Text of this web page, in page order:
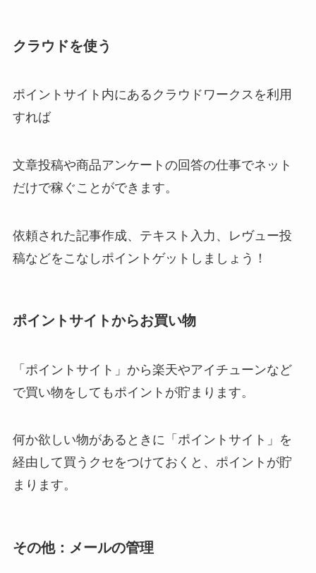
クラウドを使う
ポイントサイト内にあるクラウドワークスを利用
すれば
文章投稿や商品アンケートの回答の仕事でネット
だけで稼ぐことができます。
依頼された記事作成、テキスト入力、レヴュー投
稿などをこなしポイントゲットしましょう！
ポイントサイトからお買い物
「ポイントサイト」から楽天やアイチューンなど
で買い物をしてもポイントが貯まります。
何か欲しい物があるときに「ポイントサイト」を
経由して買うクセをつけておくと、ポイントが貯
まります。
その他：メールの管理